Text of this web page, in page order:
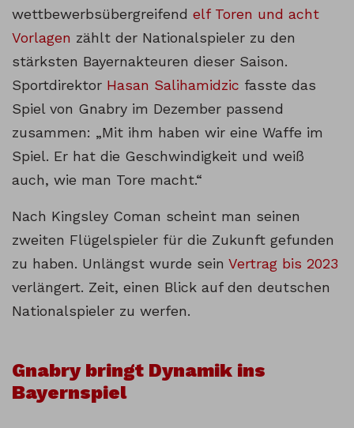
wettbewerbsübergreifend elf Toren und acht
Vorlagen zählt der Nationalspieler zu den
stärksten Bayernakteuren dieser Saison.
Sportdirektor Hasan Salihamidzic fasste das
Spiel von Gnabry im Dezember passend
zusammen: „Mit ihm haben wir eine Waffe im
Spiel. Er hat die Geschwindigkeit und weiß
auch, wie man Tore macht.“
Nach Kingsley Coman scheint man seinen
zweiten Flügelspieler für die Zukunft gefunden
zu haben. Unlängst wurde sein Vertrag bis 2023
verlängert. Zeit, einen Blick auf den deutschen
Nationalspieler zu werfen.
Gnabry bringt Dynamik ins
Bayernspiel